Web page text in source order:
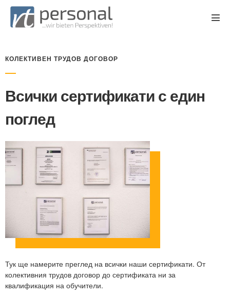
КОЛЕКТИВЕН ТРУДОВ ДОГОВОР
Всички сертификати с един
поглед
Тук ще намерите преглед на всички наши сертификати. От
колективния трудов договор до сертификата ни за
квалификация на обучители.